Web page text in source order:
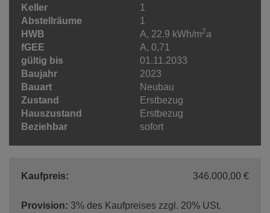
Keller
1
Abstellräume
1
HWB
A, 22.9 kWh/m2a
fGEE
A, 0,71
gültig bis
01.11.2033
Baujahr
2023
Bauart
Neubau
Zustand
Erstbezug
Hauszustand
Erstbezug
Beziehbar
sofort
Kaufpreis: 346.000,00 €
Provision: 3% des Kaufpreises zzgl. 20% USt.